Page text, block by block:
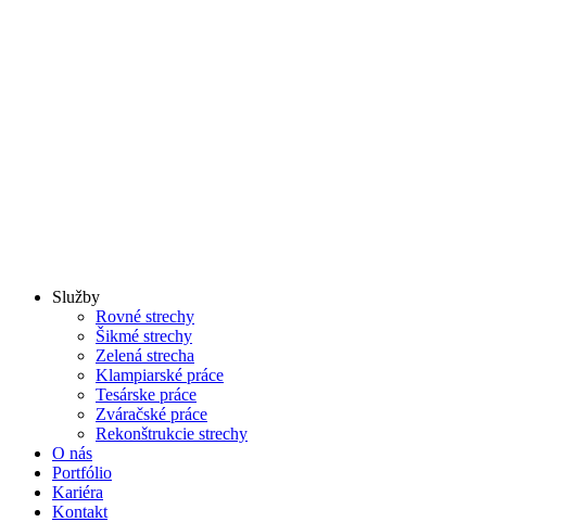
Služby
Rovné strechy
Šikmé strechy
Zelená strecha
Klampiarské práce
Tesárske práce
Zváračské práce
Rekonštrukcie strechy
O nás
Portfólio
Kariéra
Kontakt